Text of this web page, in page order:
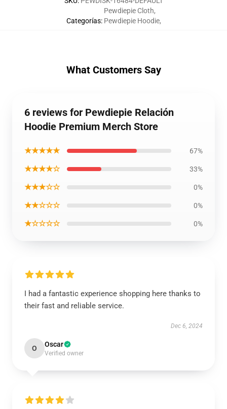
Categorías:
Pewdiepie Cloth,
Pewdiepie Hoodie,
What Customers Say
6 reviews for Pewdiepie Relación
Hoodie Premium Merch Store
★★★★★ 67%
★★★★☆ 33%
★★★☆☆ 0%
★★☆☆☆ 0%
★☆☆☆☆ 0%
I had a fantastic experience shopping here thanks to
their fast and reliable service.
Dec 6, 2024
O Oscar
Verified owner